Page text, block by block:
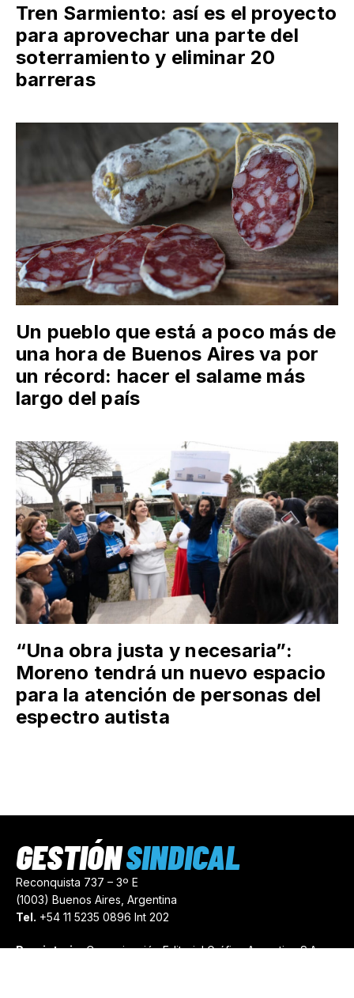
Tren Sarmiento: así es el proyecto
para aprovechar una parte del
soterramiento y eliminar 20
barreras
Un pueblo que está a poco más de
una hora de Buenos Aires va por
un récord: hacer el salame más
largo del país
“Una obra justa y necesaria”:
Moreno tendrá un nuevo espacio
para la atención de personas del
espectro autista
Reconquista 737 – 3º E
(1003) Buenos Aires, Argentina
Tel. +54 11 5235 0896 Int 202
Propietario:Comunicación Editorial Gráfica Argentina S.A.
GESTIÓNSINDICAL